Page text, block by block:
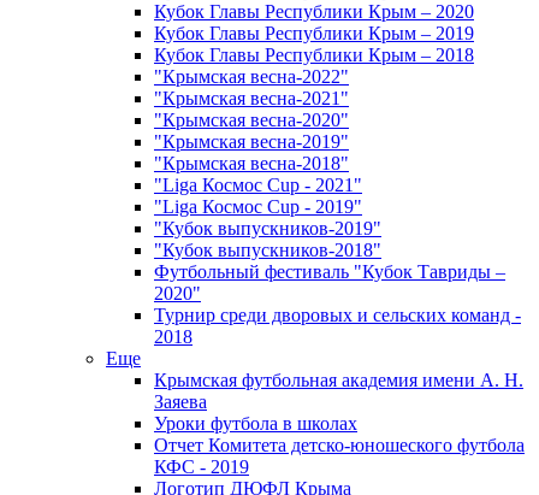
Кубок Главы Республики Крым – 2020
Кубок Главы Республики Крым – 2019
Кубок Главы Республики Крым – 2018
"Крымская весна-2022"
"Крымская весна-2021"
"Крымская весна-2020"
"Крымская весна-2019"
"Крымская весна-2018"
"Liga Космос Cup - 2021"
"Liga Космос Cup - 2019"
"Кубок выпускников-2019"
"Кубок выпускников-2018"
Футбольный фестиваль "Кубок Тавриды –
2020"
Турнир среди дворовых и сельских команд -
2018
Еще
Крымская футбольная академия имени А. Н.
Заяева
Уроки футбола в школах
Отчет Комитета детско-юношеского футбола
КФС - 2019
Логотип ДЮФЛ Крыма